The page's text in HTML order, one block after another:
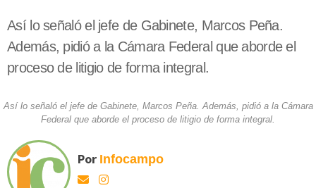
Así lo señaló el jefe de Gabinete, Marcos Peña.
Además, pidió a la Cámara Federal que aborde el
proceso de litigio de forma integral.
Así lo señaló el jefe de Gabinete, Marcos Peña. Además, pidió a la Cámara
Federal que aborde el proceso de litigio de forma integral.
Por Infocampo